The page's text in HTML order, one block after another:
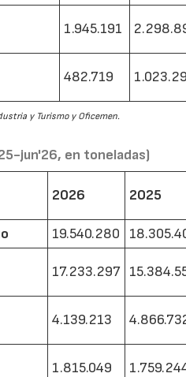
1.945.191
482.719
y Turismo y Oficemen.
jun'26, en toneladas)
2026 2025
19.540.280
17.233.297
4.139.213
1.815.049